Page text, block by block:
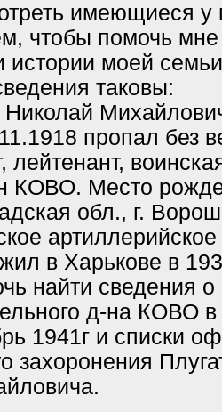
имеющиеся у
чтобы помочь
истории моей
таковы:
Николай
пропал без
лейтенант,
КОВО. Место
обл., г.
в Харькове в
найти сведения о
д-на КОВО
1941г и списки
захоронения